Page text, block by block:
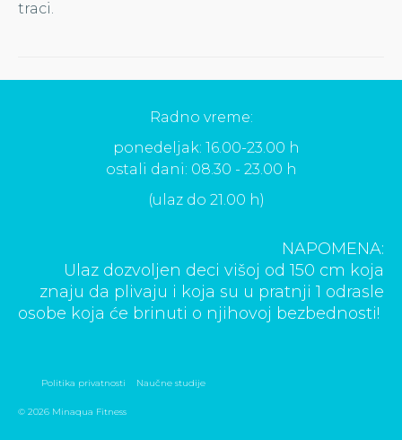
traci.
Radno vreme:
ponedeljak: 16.00-23.00 h
ostali dani: 08.30 - 23.00 h
(ulaz do 21.00 h)
NAPOMENA:
Ulaz dozvoljen deci višoj od 150 cm koja
znaju da plivaju i koja su u pratnji 1 odrasle
osobe koja će brinuti o njihovoj bezbednosti!
Politika privatnosti Naučne studije
© 2026 Minaqua Fitness